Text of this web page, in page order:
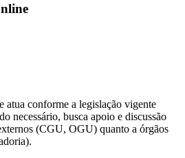
conforme a legislação vigente
necessário, busca apoio e discussão
(CGU, OGU) quanto a órgãos